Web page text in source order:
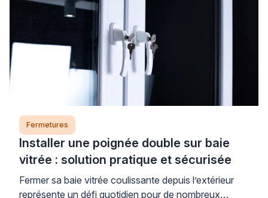
Fermetures
Installer une poignée double sur baie
vitrée : solution pratique et sécurisée
Fermer sa baie vitrée coulissante depuis l’extérieur
représente un défi quotidien pour de nombreux